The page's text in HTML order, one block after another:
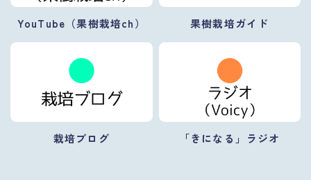
YouTube（果樹栽培ch） 果樹栽培ガイド
栽培ブログ 「きになる」ラジオ